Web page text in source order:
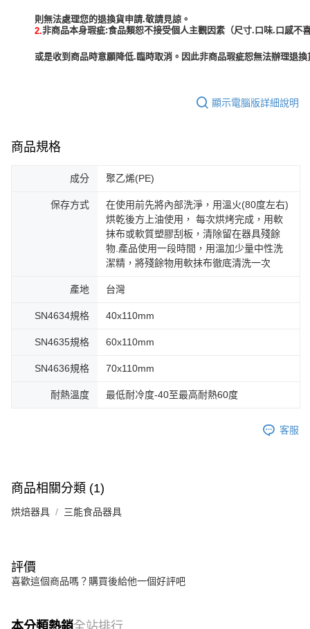
2.非商品本身瑕疵:食品類恕不接受個人主觀因素（尺寸.口味.口感不
或是收到商品時意願降低.臨時取消。因此非商品瑕疵恕無法辦理退
顯示電腦版詳細說明
商品規格
成分 聚乙烯(PE)
保存方式
在使用前先將內部洗淨，用溫火(80度左右)
烘乾後方上油使用， 每次烘烤完成，用軟
抹布或軟質塑膠刮板，清除留在器具殘餘
物.產品使用一段時間，用溫加少量中性洗
潔精，將殘餘物用軟抹布徹底清洗一次
產地 台灣
SN4634規格 40x110mm
SN4635規格 60x110mm
SN4636規格 70x110mm
耐熱溫度 最低耐冷度-40至最高耐熱60度
客服
商品相關分類 (1)
烘焙器具 三能食品器具
評價
喜歡這個商品嗎？購買後給他一個好評吧
本分類熱銷全站排行